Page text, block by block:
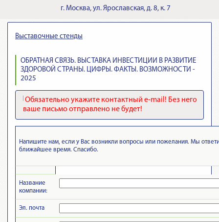
г. Москва, ул. Ярославская, д. 8, к. 7
Выставочные стенды
ОБРАТНАЯ СВЯЗЬ. ВЫСТАВКА ИНВЕСТИЦИИ В РАЗВИТИЕ
ЗДОРОВОЙ СТРАНЫ. ЦИФРЫ. ФАКТЫ. ВОЗМОЖНОСТИ -
2025
Обязательно укажите контактный e-mail! Без него
ваше письмо отправлено не будет!
Напишите нам, если у Вас возникли вопросы или пожелания. Мы
ближайшее время. Спасибо.
Название
компании:
Эл. почта